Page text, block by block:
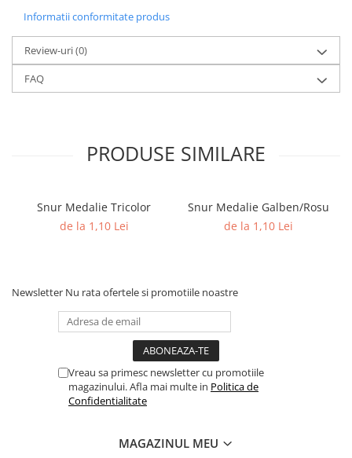
Informatii conformitate produs
Review-uri(0)
FAQ
PRODUSE SIMILARE
Snur Medalie Tricolor
de la 1,10 Lei
Snur Medalie Galben/Rosu
de la 1,10 Lei
Newsletter Nu rata ofertele si promotiile noastre
Vreau sa primesc newsletter cu promotiile
magazinului. Afla mai multe in Politica de
Confidentialitate
MAGAZINUL MEU